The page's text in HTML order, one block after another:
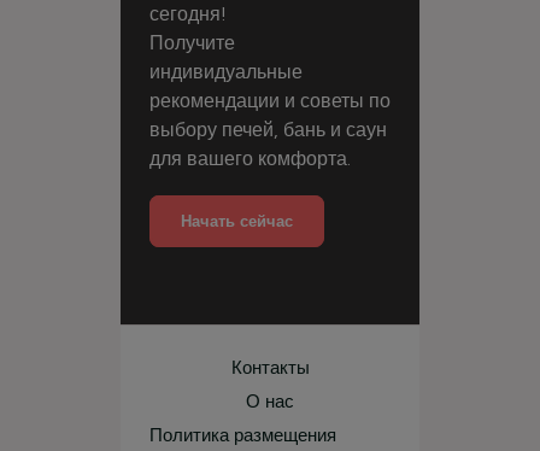
сегодня!
Получите
индивидуальные
рекомендации и советы по
выбору печей, бань и саун
для вашего комфорта.
Начать сейчас
Контакты
О нас
Политика размещения